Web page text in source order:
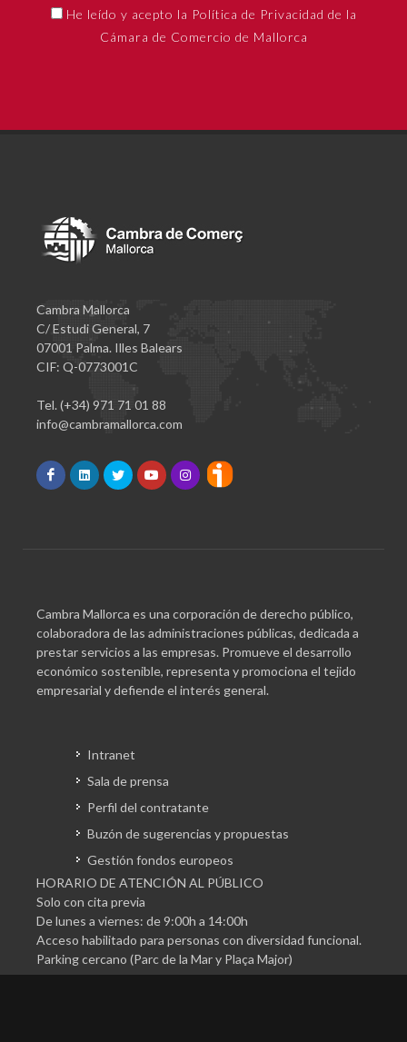
He leído y acepto la Política de Privacidad de la
Cámara de Comercio de Mallorca
Cambra Mallorca
C/ Estudi General, 7
07001 Palma. Illes Balears
CIF: Q-0773001C
Tel. (+34) 971 71 01 88
info@cambramallorca.com
Cambra Mallorca es una corporación de derecho público,
colaboradora de las administraciones públicas, dedicada a
prestar servicios a las empresas. Promueve el desarrollo
económico sostenible, representa y promociona el tejido
empresarial y defiende el interés general.
Intranet
Sala de prensa
Perfil del contratante
Buzón de sugerencias y propuestas
Gestión fondos europeos
HORARIO DE ATENCIÓN AL PÚBLICO
Solo con cita previa
De lunes a viernes: de 9:00h a 14:00h
Acceso habilitado para personas con diversidad funcional.
Parking cercano (Parc de la Mar y Plaça Major)